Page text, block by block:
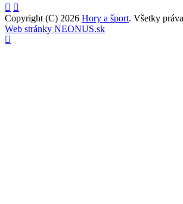
Copyright (C) 2026 Hory a šport. Všetky
Web stránky NEONUS.sk